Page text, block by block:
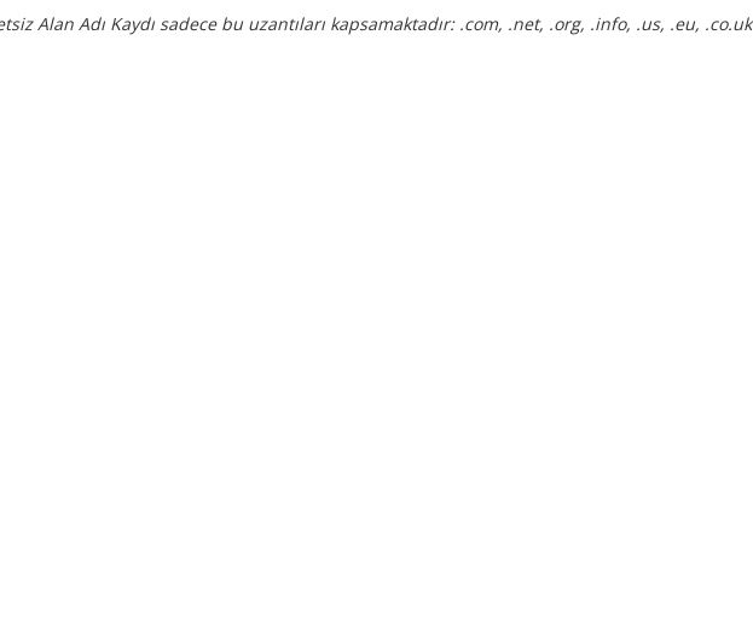
Alan Adı Kaydı sadece bu uzantıları kapsamaktadır: .com, .net, .org, .info, .us, .eu, .co.uk